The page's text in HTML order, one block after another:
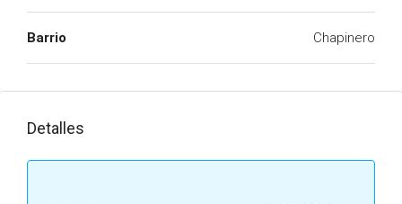
Barrio Chapinero
Detalles